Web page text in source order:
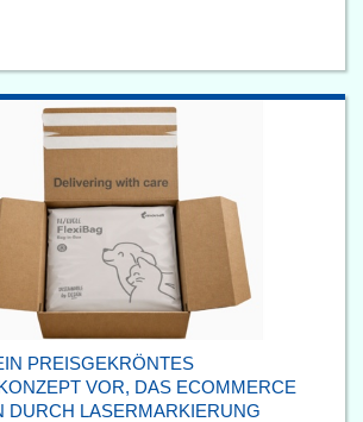
PREISGEKRÖNTES
VOR, DAS ECOMMERCE
DURCH LASERMARKIERUNG